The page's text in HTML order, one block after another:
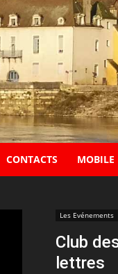
CONTACTS MOBILE
Les Evénements
Club
lettres